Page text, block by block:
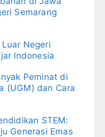
Semarang
Negeri
Indonesia
Peminat di
(UGM) dan Cara
STEM:
Generasi Emas